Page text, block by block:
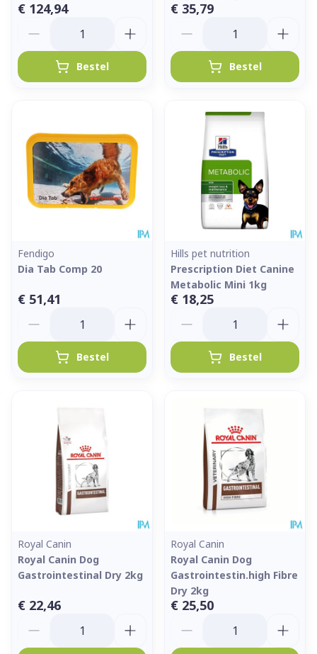
€ 124,94
Bestel
€ 35,79
Bestel
Fendigo
Dia Tab Comp 20
€ 51,41
Bestel
Hills pet nutrition
Prescription Diet Canine
Metabolic Mini 1kg
€ 18,25
Bestel
Royal Canin
Royal Canin Dog
Gastrointestinal Dry 2kg
€ 22,46
Royal Canin
Royal Canin Dog
Gastrointestin.high Fibre
Dry 2kg
€ 25,50